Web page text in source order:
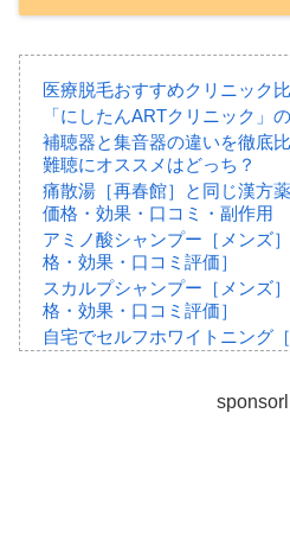
レミントン「遠赤足うらシー
通販生活「メディカル枕」口
ァベ社製】（3月18日）
2024年
BSファイン「ソフト膝サポー
ストバンド無料
（6月13日）
医療脱毛おすすめクリニック
「にしたんARTクリニック」
補聴器と集音器の違いを徹底
難聴にオススメはどっち？
痛散湯［再春館］と同じ漢方
価格・効果・口コミ・副作用
アミノ酸シャンプー［メンズ
格・効果・口コミ評価］
スカルプシャンプー［メンズ
格・効果・口コミ評価］
自宅でセルフホワイトニング